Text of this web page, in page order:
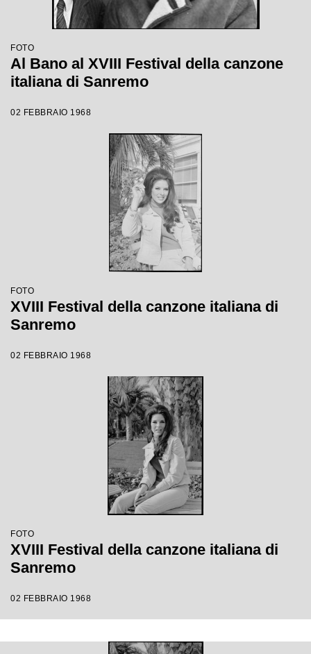
FOTO
Al Bano al XVIII Festival della canzone
italiana di Sanremo
02 FEBBRAIO 1968
FOTO
XVIII Festival della canzone italiana di
Sanremo
02 FEBBRAIO 1968
FOTO
XVIII Festival della canzone italiana di
Sanremo
02 FEBBRAIO 1968